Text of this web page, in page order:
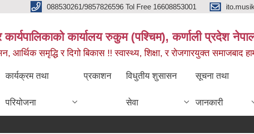
088530261/9857826596 Tol Free 16608853001
कार्यालय रुकुम (पश्चिम), कर्णाली प्रदेश
आर्थिक समृद्धि र दिगो बिकास !! स्वास्थ्य, शिक्षा, र रोजगारयुक्त समाजबाद
कार्यक्रम तथा
परियोजना
प्रकाशन विधुतीय शुसासन
सेवा
सूचना तथा
जानकारी